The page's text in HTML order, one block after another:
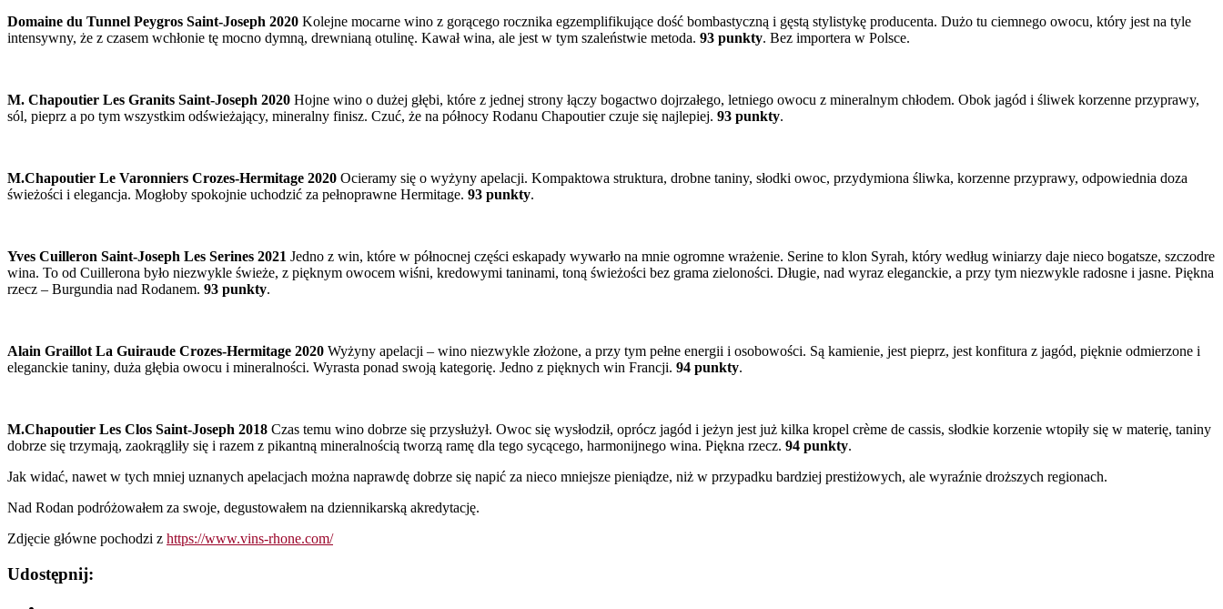
Domaine du Tunnel Peygros Saint-Joseph 2020 Kolejne mocarne wino z gorącego rocznika egzemplifikujące dość bombastyczną i gęstą stylistykę producenta. Dużo tu ciemnego owocu, który jest na tyle
intensywny, że z czasem wchłonie tę mocno dymną, drewnianą otulinę. Kawał wina, ale jest w tym szaleństwie metoda. 93 punkty. Bez importera w Polsce.
M. Chapoutier Les Granits Saint-Joseph 2020 Hojne wino o dużej głębi, które z jednej strony łączy bogactwo dojrzałego, letniego owocu z mineralnym chłodem. Obok jagód i śliwek korzenne przyprawy,
sól, pieprz a po tym wszystkim odświeżający, mineralny finisz. Czuć, że na północy Rodanu Chapoutier czuje się najlepiej. 93 punkty.
M.Chapoutier Le Varonniers Crozes-Hermitage 2020 Ocieramy się o wyżyny apelacji. Kompaktowa struktura, drobne taniny, słodki owoc, przydymiona śliwka, korzenne przyprawy, odpowiednia doza
świeżości i elegancja. Mogłoby spokojnie uchodzić za pełnoprawne Hermitage. 93 punkty.
Yves Cuilleron Saint-Joseph Les Serines 2021 Jedno z win, które w północnej części eskapady wywarło na mnie ogromne wrażenie. Serine to klon Syrah, który według winiarzy daje nieco bogatsze, szczodre
wina. To od Cuillerona było niezwykle świeże, z pięknym owocem wiśni, kredowymi taninami, toną świeżości bez grama zieloności. Długie, nad wyraz eleganckie, a przy tym niezwykle radosne i jasne. Piękna
rzecz – Burgundia nad Rodanem. 93 punkty.
Alain Graillot La Guiraude Crozes-Hermitage 2020 Wyżyny apelacji – wino niezwykle złożone, a przy tym pełne energii i osobowości. Są kamienie, jest pieprz, jest konfitura z jagód, pięknie odmierzone i
eleganckie taniny, duża głębia owocu i mineralności. Wyrasta ponad swoją kategorię. Jedno z pięknych win Francji. 94 punkty.
M.Chapoutier Les Clos Saint-Joseph 2018 Czas temu wino dobrze się przysłużył. Owoc się wysłodził, oprócz jagód i jeżyn jest już kilka kropel crème de cassis, słodkie korzenie wtopiły się w materię, taniny
dobrze się trzymają, zaokrągliły się i razem z pikantną mineralnością tworzą ramę dla tego sycącego, harmonijnego wina. Piękna rzecz. 94 punkty.
Jak widać, nawet w tych mniej uznanych apelacjach można naprawdę dobrze się napić za nieco mniejsze pieniądze, niż w przypadku bardziej prestiżowych, ale wyraźnie droższych regionach.
Nad Rodan podróżowałem za swoje, degustowałem na dziennikarską akredytację.
Zdjęcie główne pochodzi z https://www.vins-rhone.com/
Udostępnij: